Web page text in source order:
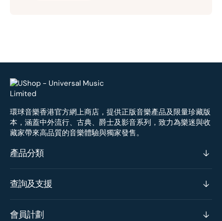
環球音樂香港官方網上商店，提供正版音樂產品及限量珍藏版
本，涵蓋中外流行、古典、爵士及影音系列，致力為樂迷與收
藏家帶來高品質的音樂體驗與獨家發售。
產品分類
查詢及支援
會員計劃